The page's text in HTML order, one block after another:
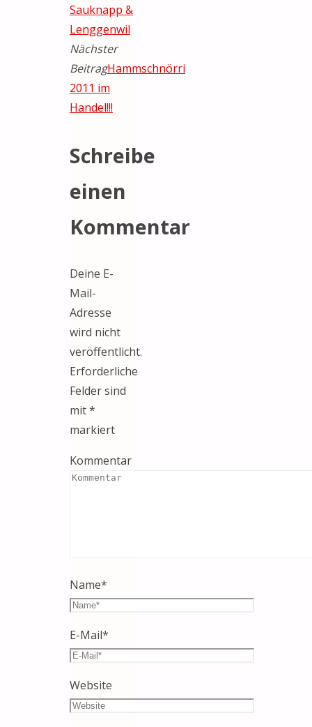
Sauknapp &
Lenggenwil
Nächster
BeitragHammschnörri
2011 im
Handel!!!
Schreibe
einen
Kommentar
Deine E-
Mail-
Adresse
wird nicht
veröffentlicht.
Erforderliche
Felder sind
mit*
markiert
Kommentar
Name*
E-Mail*
Website